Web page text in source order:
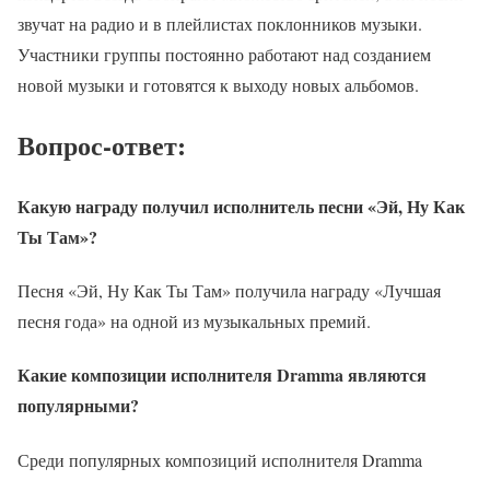
звучат на радио и в плейлистах поклонников музыки.
Участники группы постоянно работают над созданием
новой музыки и готовятся к выходу новых альбомов.
Вопрос-ответ:
Какую награду получил исполнитель песни «Эй, Ну Как
Ты Там»?
Песня «Эй, Ну Как Ты Там» получила награду «Лучшая
песня года» на одной из музыкальных премий.
Какие композиции исполнителя Dramma являются
популярными?
Среди популярных композиций исполнителя Dramma